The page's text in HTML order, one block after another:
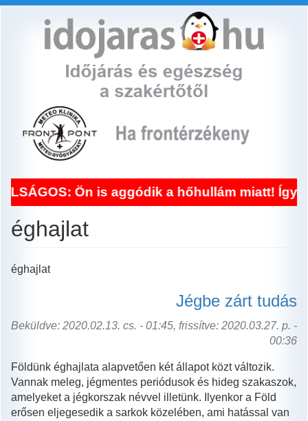
Ön is aggódik a hőhullám miatt! Így
éghajlat
éghajlat
Jégbe zárt tudás
Beküldve: 2020.02.13. cs. - 01:45, frissítve: 2020.03.27. p. -
00:36
Földünk éghajlata alapvetően két állapot közt változik.
Vannak meleg, jégmentes periódusok és hideg szakaszok,
amelyeket a jégkorszak névvel illetünk. Ilyenkor a Föld
erősen eljegesedik a sarkok közelében, ami hatással van